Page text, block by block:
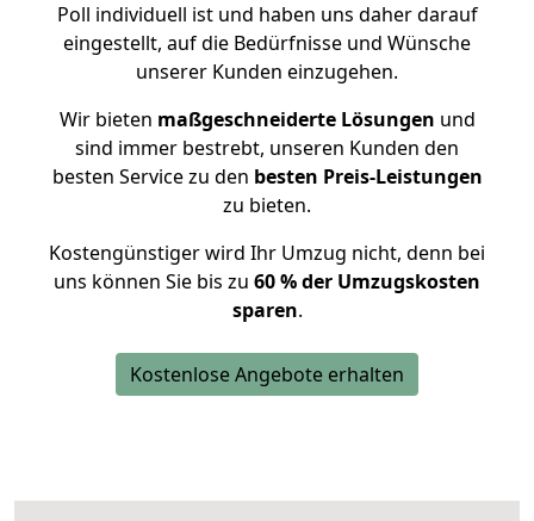
Poll individuell ist und haben uns daher darauf
eingestellt, auf die Bedürfnisse und Wünsche
unserer Kunden einzugehen.
Wir bieten maßgeschneiderte Lösungen und
sind immer bestrebt, unseren Kunden den
besten Service zu den besten Preis-Leistungen
zu bieten.
Kostengünstiger wird Ihr Umzug nicht, denn bei
uns können Sie bis zu 60 % der Umzugskosten
sparen.
Kostenlose Angebote erhalten